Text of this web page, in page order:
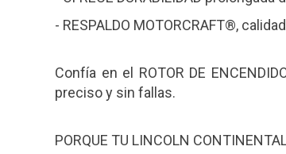
- RESPALDO MOTORCRAFT®,
Confía en el ROTOR DE
preciso y sin fallas.
PORQUE TU LINCOLN